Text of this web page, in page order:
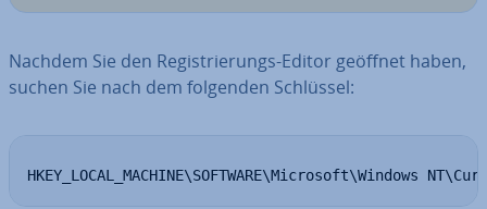
Nachdem Sie den Re­gis­trie­rungs-Editor geöffnet haben,
suchen Sie nach dem folgenden Schlüssel:
HKEY_LOCAL_MACHINE\SOFTWARE\Microsoft\Windows